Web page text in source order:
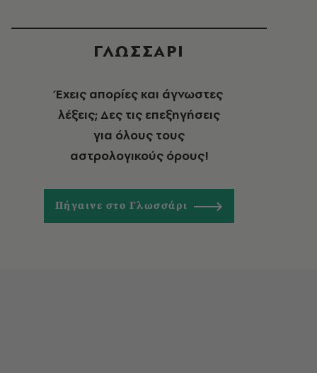
ΓΛΩΣΣΑΡΙ
Έχεις απορίες και άγνωστες
λέξεις; Δες τις επεξηγήσεις
για όλους τους
αστρολογικούς όρους!
Πήγαινε στο Γλωσσάρι